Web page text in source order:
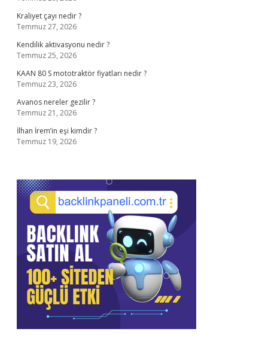
Kraliyet çayı nedir ?
Temmuz 27, 2026
Kendilik aktivasyonu nedir ?
Temmuz 25, 2026
KAAN 80 S mototraktör fiyatları nedir ?
Temmuz 23, 2026
Avanos nereler gezilir ?
Temmuz 21, 2026
İlhan İrem’in eşi kimdir ?
Temmuz 19, 2026